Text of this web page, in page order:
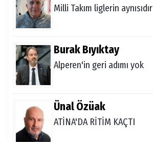
Milli Takım liglerin aynısıdır
Burak Bıyıktay
Alperen'in geri adımı yok
Ünal Özüak
ATİNA'DA RİTİM KAÇTI